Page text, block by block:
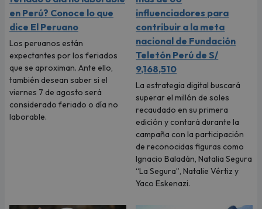
en Perú? Conoce lo que
dice El Peruano
Los peruanos están
expectantes por los feriados
que se aproximan. Ante ello,
también desean saber si el
viernes 7 de agosto será
considerado feriado o día no
laborable.
influenciadores para
contribuir a la meta
nacional de Fundación
Teletón Perú de S/
9,168,510
La estrategia digital buscará
superar el millón de soles
recaudado en su primera
edición y contará durante la
campaña con la participación
de reconocidas figuras como
Ignacio Baladán, Natalia Segura
“La Segura”, Natalie Vértiz y
Yaco Eskenazi.